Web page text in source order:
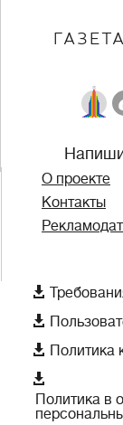
О проекте
Контакты




Политика в